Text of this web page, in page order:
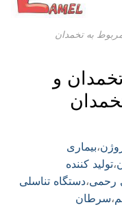
به تخمدان
و
،بیماری
،تولید کننده
رحمی،دستگاه تناسلی
،سرطان